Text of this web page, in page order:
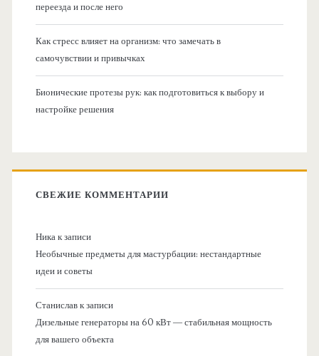
переезда и после него
Как стресс влияет на организм: что замечать в
самочувствии и привычках
Бионические протезы рук: как подготовиться к выбору и
настройке решения
СВЕЖИЕ КОММЕНТАРИИ
Никак записи
Необычные предметы для мастурбации: нестандартные
идеи и советы
Станиславк записи
Дизельные генераторы на 60 кВт — стабильная мощность
для вашего объекта